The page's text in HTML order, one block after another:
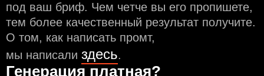
под ваш бриф. Чем чeтче вы его пропишете,
тем более качественный результат получите.
О том, как написать промт,
мы написали здесь.
Генерация платная?